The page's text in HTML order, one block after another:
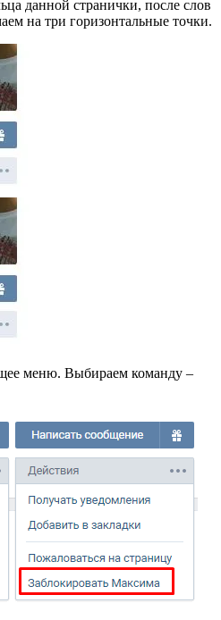
данной странички, после слов
на три горизонтальные точки.
меню. Выбираем команду –